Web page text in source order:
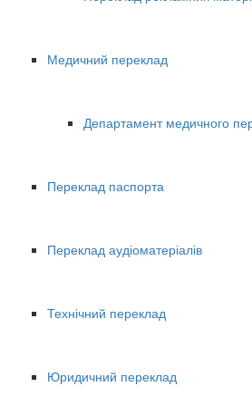
Медичний переклад
Департамент медичного
Переклад паспорта
Переклад аудіоматеріалів
Технічний переклад
Юридичний переклад